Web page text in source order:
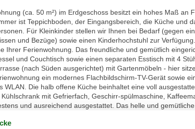
(ca. 50 m²) im Erdgeschoss besitzt ein hohes Maß an
ist Teppichboden, der Eingangsbereich, die Küche und
Für Kleinkinder stellen wir Ihnen bei Bedarf (gegen
und Bezüge) sowie einen Kinderhochstuhl zur
Ihrer Ferienwohnung. Das freundliche und gemütlich
und Couchtisch sowie einen separaten Esstisch mit 4
(nach Süden ausgerichtet) mit Gartenmöbeln - hier
ein modernes Flachbildschirm-TV-Gerät sowie
Die halb offene Küche beinhaltet eine voll
mit Gefrierfach, Geschirr-spülmaschine,
und ausreichend ausgestattet. Das helle und
Kleiderschrank eingerichtet. Eine zusätzliche bequeme
Das helle und freundliche Badezimmer verfügt über eine